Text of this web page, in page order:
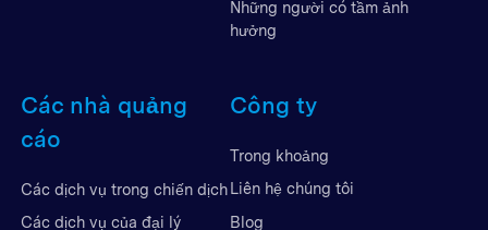
Những người có tầm ảnh
hưởng
Các nhà quảng
cáo
Các dịch vụ trong chiến dịch
Các dịch vụ của đại lý
Công ty
Trong khoảng
Liên hệ chúng tôi
Blog